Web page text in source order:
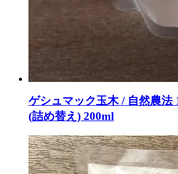
ゲシュマック玉木 / 自然農法
(詰め替え) 200ml